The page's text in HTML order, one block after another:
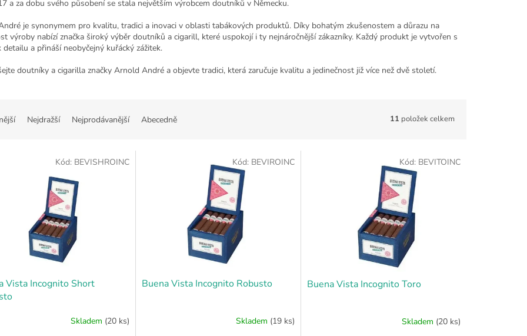
a za dobu svého působení se stala největším výrobcem doutníků v Německu.
je synonymem pro kvalitu, tradici a inovaci v oblasti tabákových produktů. Díky bohatým zkušenostem a důrazu na
výroby nabízí značka široký výběr doutníků a cigarill, které uspokojí i ty nejnáročnější zákazníky. Každý produkt je vytvořen s
detailu a přináší neobyčejný kuřácký zážitek.
doutníky a cigarilla značky Arnold André a objevte tradici, která zaručuje kvalitu a jedinečnost již více než dvě století.
Nejdražší Nejprodávanější Abecedně 11 položek celkem
Vista Incognito Short
Skladem (20 ks)
Kód: BEVISHROINC
Buena Vista Incognito Robusto
Skladem (19 ks)
Kód: BEVIROINC
Buena Vista Incognito Toro
Skladem (20 ks)
Kód: BEVITOINC